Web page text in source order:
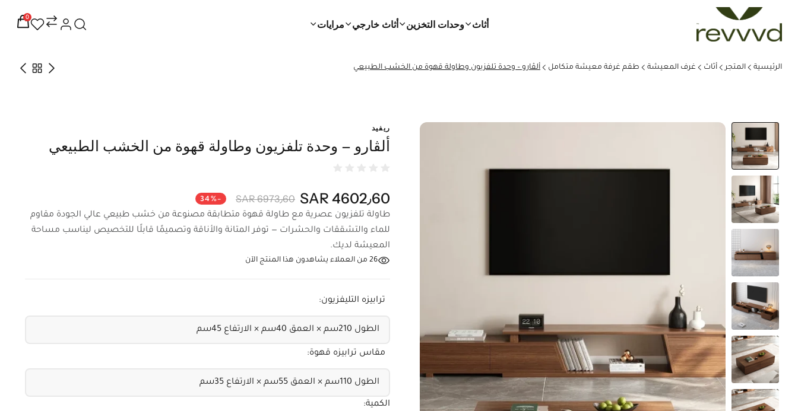
أثاث وحدات التخزين أثاث خارجي مرايات
0
الرئيسية المتجر أثاث غرف المعيشة طقم غرفة معيشة متكامل ألڤارو – وحدة تلفزيون وطاولة قهوة من الخشب الطبيعي
ريفيد
ألڤارو – وحدة تلفزيون وطاولة قهوة من الخشب الطبيعي
4602٫60 SAR 6973٫60 SAR -34%
طاولة تلفزيون عصرية مع طاولة قهوة متطابقة مصنوعة من خشب طبيعي عالي الجودة مقاوم
للماء والتشققات والحشرات — توفر المتانة والأناقة وتصميمًا قابلًا للتخصيص ليناسب مساحة
المعيشة لديك.
26 من العملاء يشاهدون هذا المنتج الآن
ترابيزه التليفزيون:
مقاس ترابيزه قهوة:
الكمية: